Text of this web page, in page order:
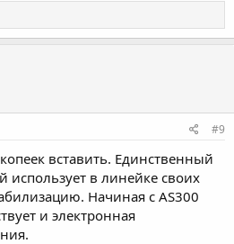
#9
вставить. Единственный
использует в линейке своих
Начиная с AS300
и электронная